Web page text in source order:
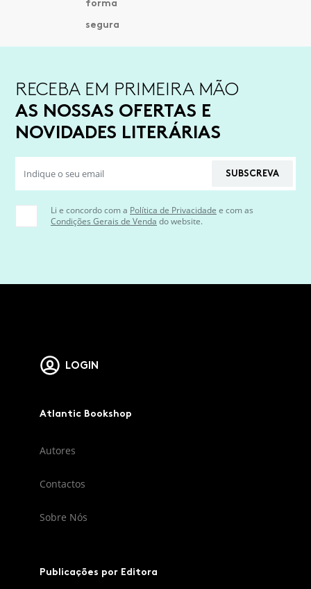
RECEBA EM PRIMEIRA MÃO
AS NOSSAS OFERTAS E
NOVIDADES LITERÁRIAS
SUBSCREVA
Li e concordo com a Política de Privacidade e com as
Condições Gerais de Venda do website.
LOGIN
Atlantic Bookshop
Autores
Contactos
Sobre Nós
Publicações por Editora